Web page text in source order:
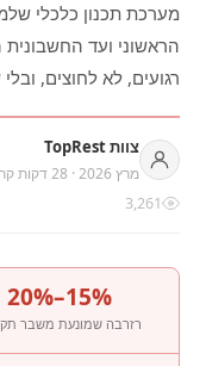
מערכת תכנון כלכלי
הראשוני ועד החשבונית
רגועים, לא לחוצים,
צוות TopRest
מרץ 2026 · 28 דקות קריאה
3,261
15%–20%
רזרבה שמונעת משבר